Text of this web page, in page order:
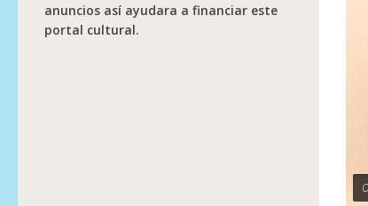
anuncios así ayudara a financiar este
portal cultural.